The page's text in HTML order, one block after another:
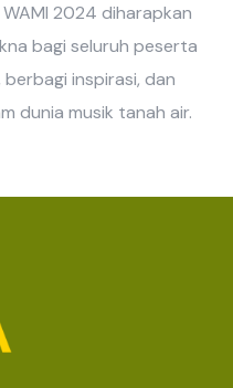
2024 diharapkan
bagi seluruh peserta
inspirasi, dan
dunia musik tanah air.